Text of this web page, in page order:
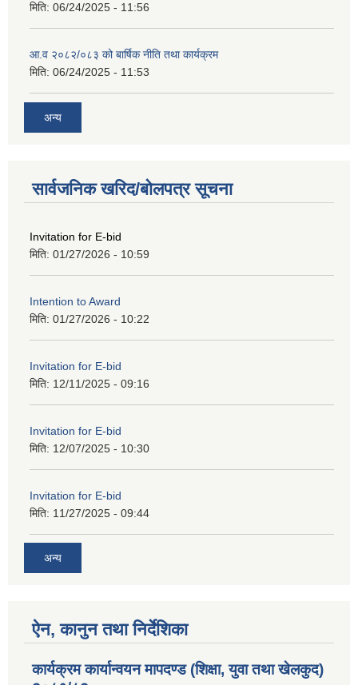
मिति: 06/24/2025 - 11:56
आ.व २०८२/०८३ को बार्षिक नीति तथा कार्यक्रम
मिति: 06/24/2025 - 11:53
अन्य
सार्वजनिक खरिद/बोलपत्र सूचना
Invitation for E-bid
मिति: 01/27/2026 - 10:59
Intention to Award
मिति: 01/27/2026 - 10:22
Invitation for E-bid
मिति: 12/11/2025 - 09:16
Invitation for E-bid
मिति: 12/07/2025 - 10:30
Invitation for E-bid
मिति: 11/27/2025 - 09:44
अन्य
ऐन, कानुन तथा निर्देशिका
कार्यक्रम कार्यान्वयन मापदण्ड (शिक्षा, युवा तथा खेलकुद)